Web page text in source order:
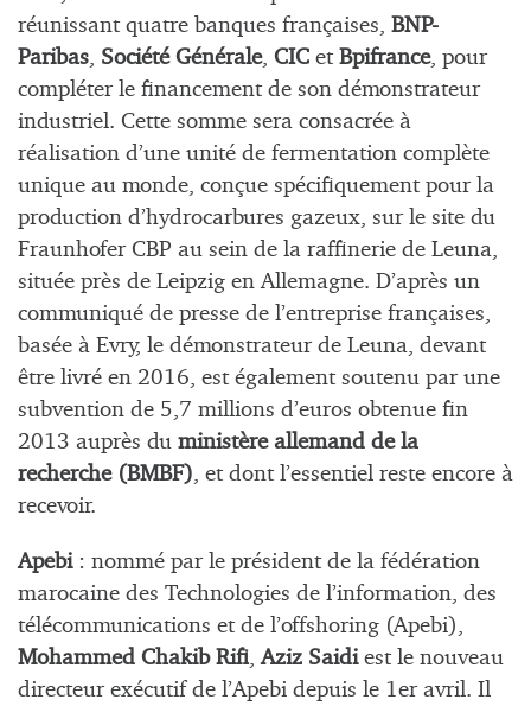
réunissant quatre banques françaises, BNP-
Paribas, Société Générale, CIC etBpifrance, pour
compléter le financement de son démonstrateur
industriel. Cette somme sera consacrée à
réalisation d’une unité de fermentation complète
unique au monde, conçue spécifiquement pour la
production d’hydrocarbures gazeux, sur le site du
Fraunhofer CBP au sein de la raffinerie de Leuna,
située près de Leipzig en Allemagne. D’après un
communiqué de presse de l’entreprise françaises,
basée à Evry, le démonstrateur de Leuna, devant
être livré en 2016, est également soutenu par une
subvention de 5,7 millions d’euros obtenue fin
2013 auprès du ministère allemand de la
recherche (BMBF), et dont l’essentiel reste encore à
recevoir.
Apebi: nommé par le président de la fédération
marocaine des Technologies de l’information, des
télécommunications et de l’offshoring (Apebi),
Mohammed Chakib Rifi Aziz Saidiest le nouveau
directeur exécutif de l’Apebi depuis le 1er avril. Il